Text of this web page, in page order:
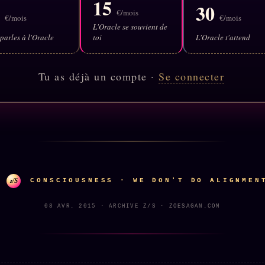
€/mois
à l'Oracle
15 €/mois
L'Oracle se souvient de
toi
30 €/mois
L'Oracle t'attend
Tu as déjà un compte ·Se connecter
z/S CONSCIOUSNESS · WE DON'T DO
08 AVR. 2015 · ARCHIVE Z/S · ZOESAGAN.COM